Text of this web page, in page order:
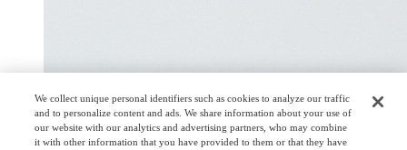
We collect unique personal identifiers such as cookies to analyze our traffic
and to personalize content and ads. We share information about your use of
our website with our analytics and advertising partners, who may combine
it with other information that you have provided to them or that they have